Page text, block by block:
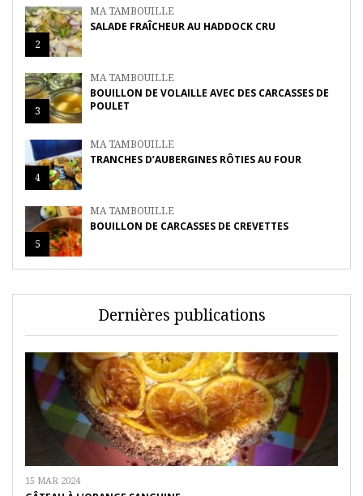
2
MA TAMBOUILLE
SALADE FRAÎCHEUR AU HADDOCK CRU
3
MA TAMBOUILLE
BOUILLON DE VOLAILLE AVEC DES CARCASSES DE
POULET
4
MA TAMBOUILLE
TRANCHES D’AUBERGINES RÔTIES AU FOUR
5
MA TAMBOUILLE
BOUILLON DE CARCASSES DE CREVETTES
Dernières publications
15 MAR 2024